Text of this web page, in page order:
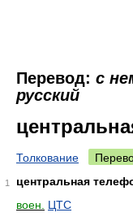
Перевод: с
русский
Толкование
1
центральная
воен.
ЦТС